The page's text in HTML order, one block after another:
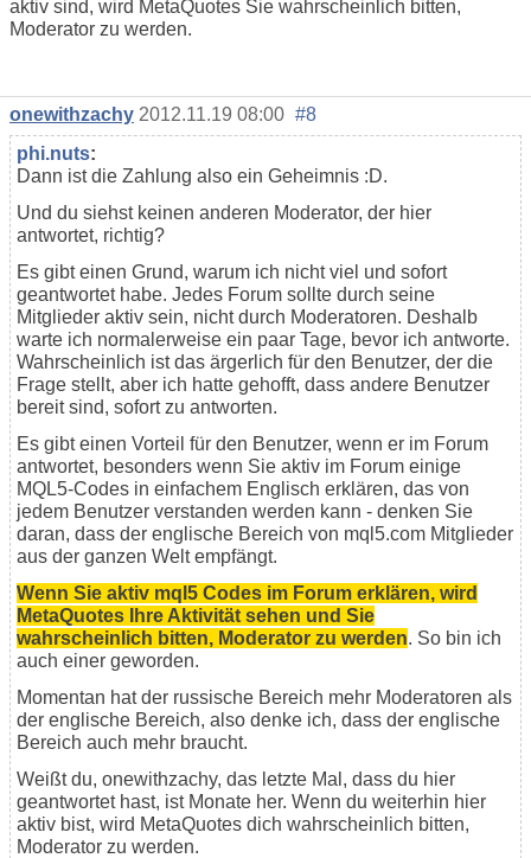
aktiv sind, wird MetaQuotes Sie wahrscheinlich bitten,
Moderator zu werden.
onewithzachy 2012.11.19 08:00 #8
phi.nuts:
Dann ist die Zahlung also ein Geheimnis :D.
Und du siehst keinen anderen Moderator, der hier
antwortet, richtig?
Es gibt einen Grund, warum ich nicht viel und sofort
geantwortet habe. Jedes Forum sollte durch seine
Mitglieder aktiv sein, nicht durch Moderatoren. Deshalb
warte ich normalerweise ein paar Tage, bevor ich antworte.
Wahrscheinlich ist das ärgerlich für den Benutzer, der die
Frage stellt, aber ich hatte gehofft, dass andere Benutzer
bereit sind, sofort zu antworten.
Es gibt einen Vorteil für den Benutzer, wenn er im Forum
antwortet, besonders wenn Sie aktiv im Forum einige
MQL5-Codes in einfachem Englisch erklären, das von
jedem Benutzer verstanden werden kann - denken Sie
daran, dass der englische Bereich von mql5.com Mitglieder
aus der ganzen Welt empfängt.
Wenn Sie aktiv mql5 Codes im Forum erklären, wird
MetaQuotes Ihre Aktivität sehen und Sie
wahrscheinlich bitten, Moderator zu werden. So bin ich
auch einer geworden.
Momentan hat der russische Bereich mehr Moderatoren als
der englische Bereich, also denke ich, dass der englische
Bereich auch mehr braucht.
Weißt du, onewithzachy, das letzte Mal, dass du hier
geantwortet hast, ist Monate her. Wenn du weiterhin hier
aktiv bist, wird MetaQuotes dich wahrscheinlich bitten,
Moderator zu werden.